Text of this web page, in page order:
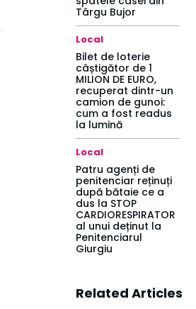
Târgu Bujor
Local
Bilet de loterie
câștigător de 1
MILION DE EURO,
recuperat dintr-un
camion de gunoi:
cum a fost readus
la lumină
Local
Patru agenți de
penitenciar reținuți
după bătaie ce a
dus la STOP
CARDIORESPIRATOR
al unui deținut la
Penitenciarul
Giurgiu
Related Articles